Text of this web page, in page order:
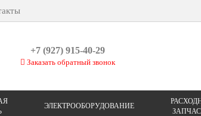
+7 (927) 915-40-29
Заказать обратный звонок
ЭЛЕКТРООБОРУДОВАНИЕ